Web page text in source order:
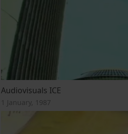
Audiovisuals ICE
1 January, 1987